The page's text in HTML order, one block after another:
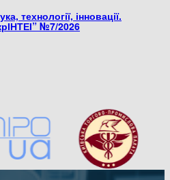
технології, інновації.
№7/2026